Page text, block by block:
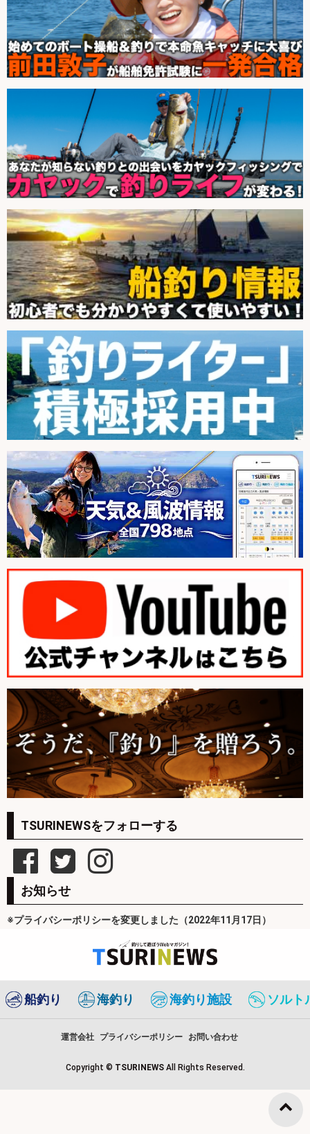
TSURINEWSをフォローする
お知らせ
※プライバシーポリシーを変更しました（2022年11月17日）
船釣り 海釣り 海釣り施設 ソルト
運営会社 プライバシーポリシー お問い合わせ
Copyright © TSURINEWS All Rights Reserved.